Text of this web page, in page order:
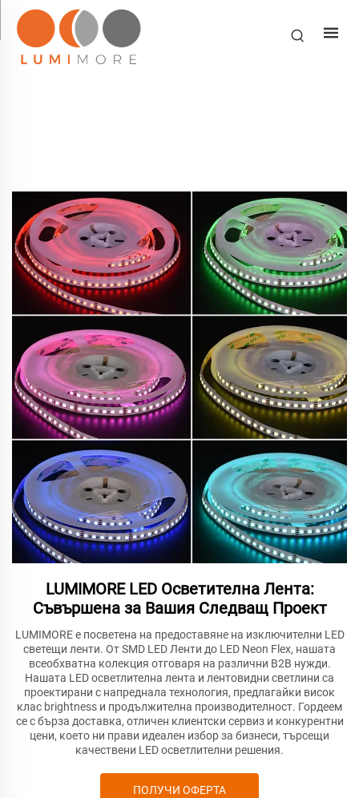
LUMIMORE LED Осветителна Лента:
Съвършена за Вашия Следващ Проект
LUMIMORE е посветена на предоставяне на изключителни LED
светещи ленти. От SMD LED Ленти до LED Neon Flex, нашата
всеобхватна колекция отговаря на различни B2B нужди.
Нашата LED осветлителна лента и лентовидни светлини са
проектирани с напреднала технология, предлагайки висок
клас brightness и продължителна производителност. Гордеем
се с бърза доставка, отличен клиентски сервиз и конкурентни
цени, което ни прави идеален избор за бизнеси, търсещи
качествени LED осветлителни решения.
ПОЛУЧИ ОФЕРТА